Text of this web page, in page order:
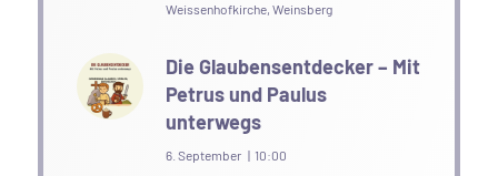
Weissenhofkirche, Weinsberg
Die Glaubensentdecker – Mit
Petrus und Paulus
unterwegs
6. September | 10:00